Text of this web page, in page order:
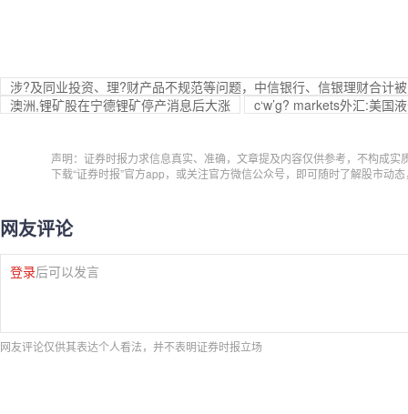
涉?及同业投资、理?财产品不规范等问题，中信银行、信银理财合计
澳洲,锂矿股在宁德锂矿停产消息后大涨
c‘w’g? markets外汇:美国
声明：证券时报力求信息真实、准确，文章提及内容仅供参考，不构成实
下载“证券时报”官方app，或关注官方微信公众号，即可随时了解股市动
网友评论
登录后可以发言
网友评论仅供其表达个人看法，并不表明证券时报立场